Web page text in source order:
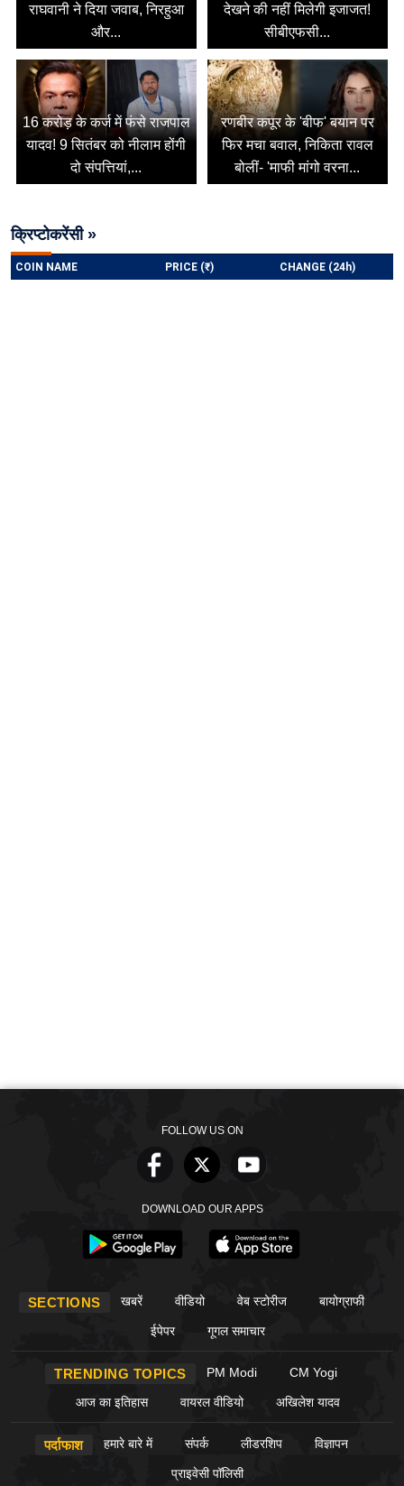
राघवानी ने दिया जवाब, निरहुआ
और...
देखने की नहीं मिलेगी इजाजत!
सीबीएफसी...
16 करोड़ के कर्ज में फंसे राजपाल
यादव! 9 सितंबर को नीलाम होंगी
दो संपत्तियां,...
रणबीर कपूर के 'बीफ' बयान पर
फिर मचा बवाल, निकिता रावल
बोलीं- 'माफी मांगो वरना...
क्रिप्टोकरेंसी »
FOLLOW US ON
DOWNLOAD OUR APPS
SECTIONS खबरें वीडियो वेब स्टोरीज बायोग्राफी
ईपेपर गूगल समाचार
TRENDING TOPICS PM Modi CM Yogi
आज का इतिहास वायरल वीडियो अखिलेश यादव
पर्दाफाश हमारे बारे में संपर्क लीडरशिप विज्ञापन
प्राइवेसी पॉलिसी